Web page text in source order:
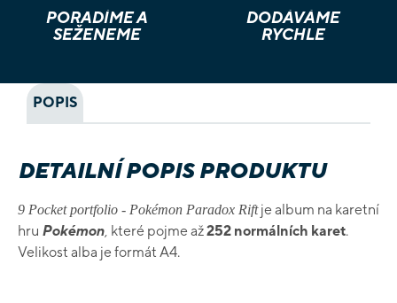
PORADÍME A
SEŽENEME
DODÁVÁME
RYCHLE
POPIS
DETAILNÍ POPIS PRODUKTU
9 Pocket portfolio - Pokémon Paradox Riftje album na karetní
hru Pokémon, které pojme až252 normálních karet.
Velikost alba je formát A4.